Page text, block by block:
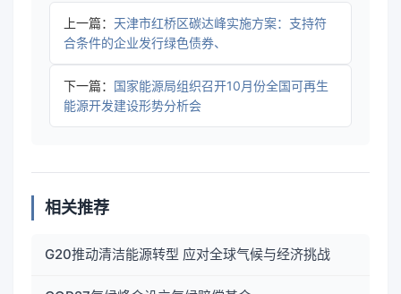
上一篇： 天津市红桥区碳达峰实施方案：支持符
合条件的企业发行绿色债券、
下一篇： 国家能源局组织召开10月份全国可再生
能源开发建设形势分析会
相关推荐
G20推动清洁能源转型 应对全球气候与经济挑战